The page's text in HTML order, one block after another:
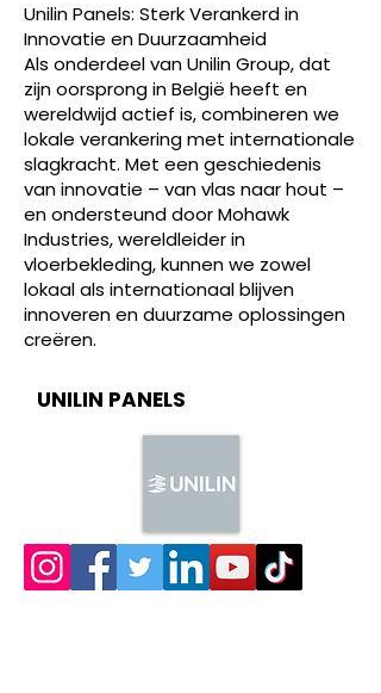
Unilin Panels: Sterk Verankerd in
Innovatie en Duurzaamheid
Als onderdeel van Unilin Group, dat
zijn oorsprong in België heeft en
wereldwijd actief is, combineren we
lokale verankering met internationale
slagkracht. Met een geschiedenis
van innovatie – van vlas naar hout –
en ondersteund door Mohawk
Industries, wereldleider in
vloerbekleding, kunnen we zowel
lokaal als internationaal blijven
innoveren en duurzame oplossingen
creëren.
UNILIN PANELS